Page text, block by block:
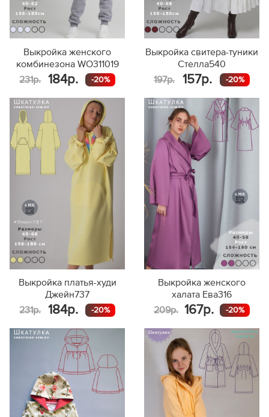
Выкройка женского
комбинезона WO311019
231р.
184р. -20%
Выкройка свитера-туники
Стелла540
197р.
157р. -20%
Выкройка платья-худи
Джейн737
231р.
184р. -20%
Выкройка женского
халата Ева316
209р.
167р. -20%